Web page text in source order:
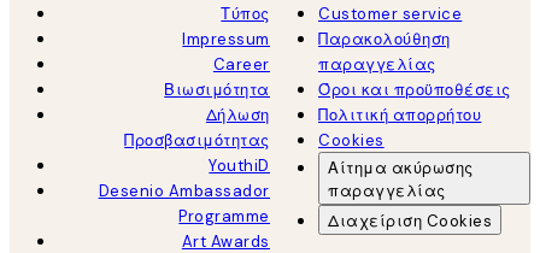
Τύπος
Impressum
Career
Βιωσιμότητα
Δήλωση
Προσβασιμότητας
YouthiD
Desenio Ambassador
Programme
Art Awards
Customer service
Παρακολούθηση
παραγγελίας
Όροι και προϋποθέσεις
Πολιτική απορρήτου
Cookies
Αίτημα ακύρωσης
παραγγελίας
Διαχείριση Cookies